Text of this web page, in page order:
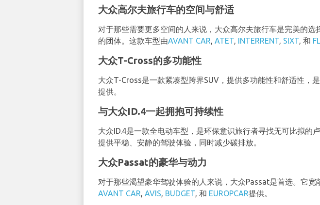
大众高尔夫旅行车的空间与舒适
对于那些需要更多空间的人来说，大众高尔夫旅行车是完美的
的团体。这款车型由AVANT CAR, ATET, INTERRENT, SIXT, 和
大众T-Cross的多功能性
大众T-Cross是一款紧凑型跨界SUV，提供多功能性和舒适性，
提供。
与大众ID.4一起拥抱可持续性
大众ID.4是一款全电动车型，是环保意识旅行者寻找无可比拟的
提供平稳、安静的驾驶体验，同时减少碳排放。
大众Passat的豪华与动力
对于那些渴望豪华驾驶体验的人来说，大众Passat是首选。它
AVANT CAR, AVIS, BUDGET, 和 EUROPCAR提供。